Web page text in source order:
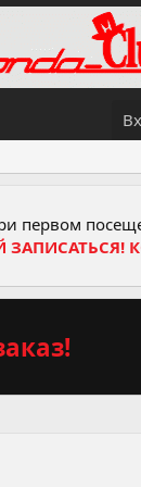
первом
ЗАПИСАТЬСЯ!